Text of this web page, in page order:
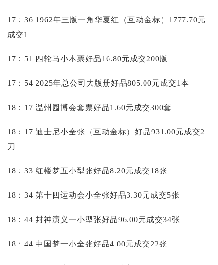
17：36 1962年三版一角华夏红（互动金标）1777.70元
成交1
17：51 四轮马小本票好品16.80元成交200版
17：54 2025年总公司大版册好品805.00元成交1本
18：17 温州园博会套票好品1.60元成交300套
18：17 迪士尼小全张（互动金标）好品931.00元成交2
刀
18：33 红楼梦五小型张好品8.20元成交18张
18：34 第十四运动会小全张好品3.30元成交5张
18：44 封神演义一小型张好品96.00元成交34张
18：44 中国梦一小全张好品4.00元成交22张